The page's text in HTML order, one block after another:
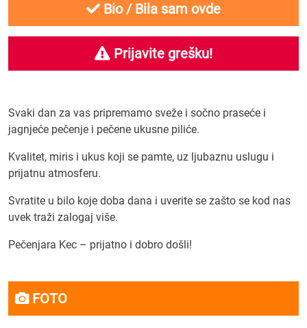
Svaki dan za vas pripremamo sveže i sočno praseće i
jagnjeće pečenje i pečene ukusne piliće.
Kvalitet, miris i ukus koji se pamte, uz ljubaznu uslugu i
prijatnu atmosferu.
Svratite u bilo koje doba dana i uverite se zašto se kod nas
uvek traži zalogaj više.
Pečenjara Kec – prijatno i dobro došli!
FOTO
Bio / Bila sam ovde
Prijavite grešku!